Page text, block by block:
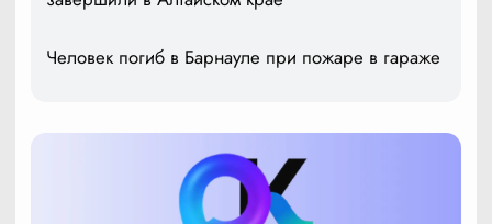
Человек погиб в Барнауле при пожаре в гараже